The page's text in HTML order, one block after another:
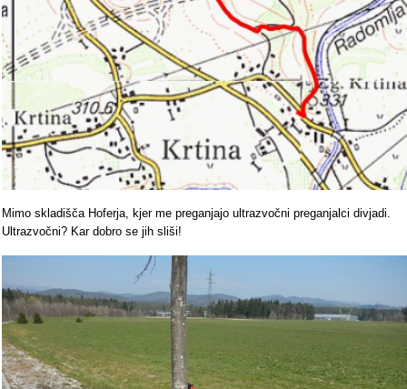
Mimo skladišča Hoferja, kjer me preganjajo ultrazvočni preganjalci divjadi.
Ultrazvočni? Kar dobro se jih sliši!